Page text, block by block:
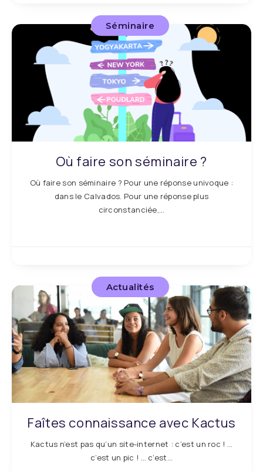
Séminaire
Où faire son séminaire ?
Où faire son séminaire ? Pour une réponse univoque :
dans le Calvados. Pour une réponse plus
circonstanciée,…
Actualités
Faîtes connaissance avec Kactus
Kactus n’est pas qu’un site-internet : c’est un roc ! …
c’est un pic ! … c’est…